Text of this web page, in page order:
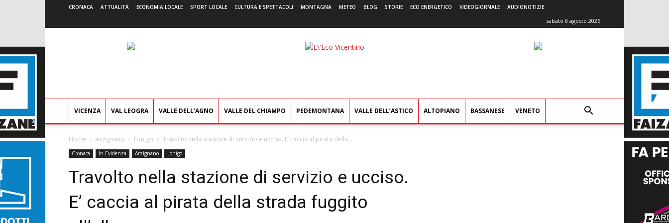
CRONACA ATTUALITÀ ECONOMIA LOCALE SPORT LOCALE CULTURA E SPETTACOLI MONTAGNA METEO BLOG STORIE ECO ENERGETICO VIDEOGIORNALE AUDIONOTIZIE
sabato 8 agosto 2026
L'Eco
VICENZA VAL LEOGRA VALLE DELL’AGNO VALLE DEL CHIAMPO PEDEMONTANA VALLE DELL’ASTICO ALTOPIANO BASSANESE VENETO
Home Arzignano Lonigo Travolto nella stazione di servizio e ucciso. E’ caccia al pirata della...
Cronaca In Evidenza Arzignano Lonigo
Travolto nella stazione di servizio e ucciso.
E’ caccia al pirata della strada fuggito